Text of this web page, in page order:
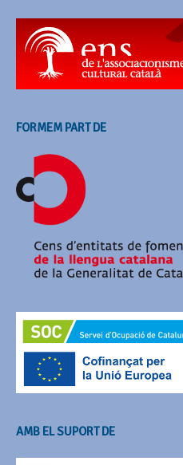
FORMEM PART DE
AMB EL SUPORT DE